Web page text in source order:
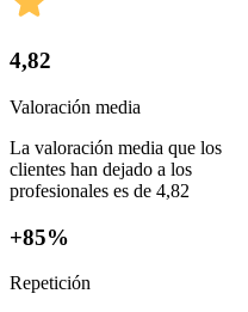
4,82
Valoración media
La valoración media que los
clientes han dejado a los
profesionales es de 4,82
+85%
Repetición